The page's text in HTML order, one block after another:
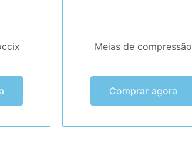
Meias de compressão
Comprar agora